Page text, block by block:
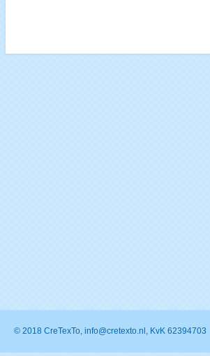
© 2018 CreTexTo, info@cretexto.nl, KvK 62394703